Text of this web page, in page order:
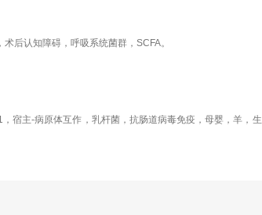
后认知障碍，呼吸系统菌群，SCFA。
宿主-病原体互作，乳杆菌，抗肠道病毒免疫，母婴，羊，生